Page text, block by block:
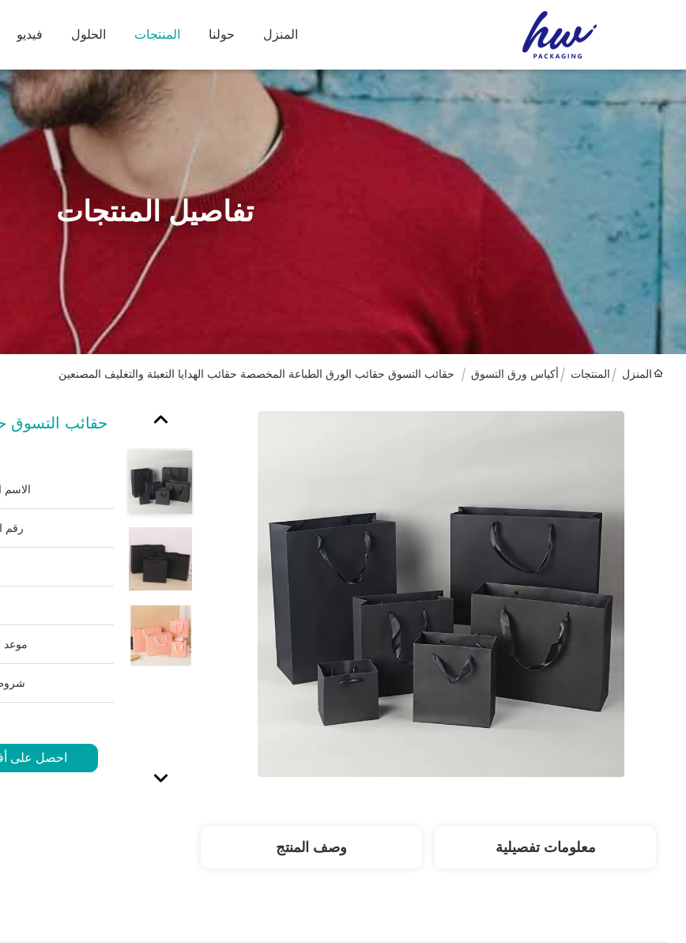
المنزل حولنا المنتجات الحلول فيديو
تفاصيل المنتجات
المنزل المنتجات أكياس ورق التسوق حقائب التسوق حقائب الورق الطباعة المخصصة حقائب الهدايا التعبئة والتغليف المصنعين
حقائب التسوق
الاسم
رقم
موعد
احصل على
معلومات تفصيلية وصف المنتج